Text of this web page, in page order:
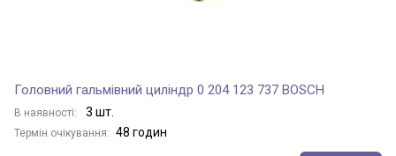
Головний гальмівний циліндр 0 204 123 737 BOSCH
В наявності: 3 шт.
Термін очікування: 48 годин